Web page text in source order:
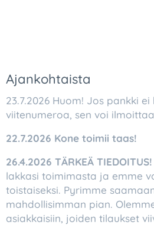
Ajankohtaista
23.7.2026 Huom! Jos pankki
viitenumeroa, sen voi
22.7.2026 Kone toimii taas!
26.4.2026 TÄRKEÄ TIEDOITUS!
lakkasi toimimasta ja emme
toistaiseksi. Pyrimme
mahdollisimman pian.
asiakkaisiin, joiden tilaukset